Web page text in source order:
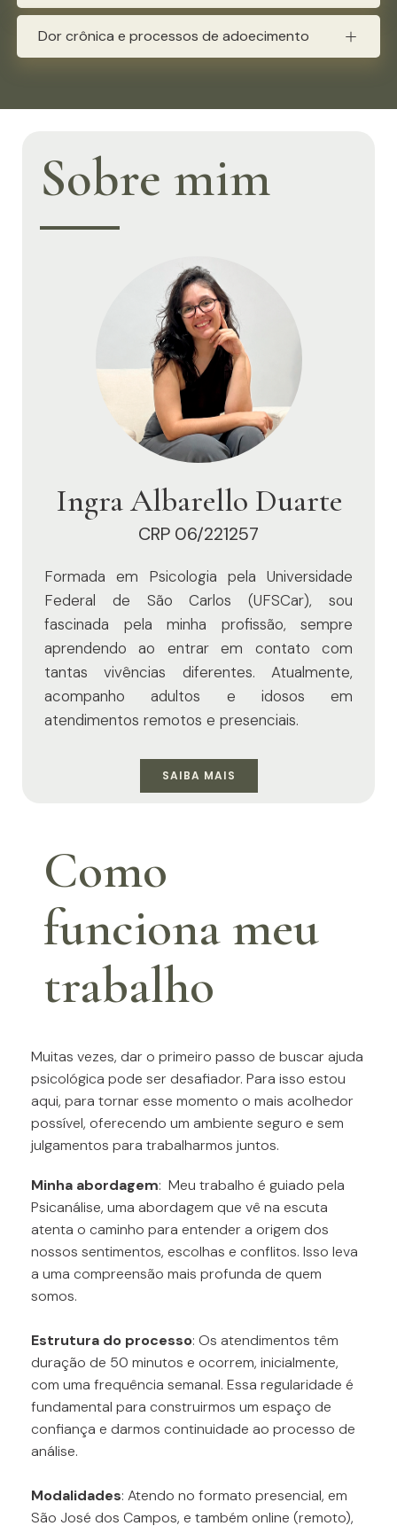
Dor crônica e processos de adoecimento
Sobre mim
Ingra Albarello Duarte
CRP 06/221257
Formada em Psicologia pela Universidade
Federal de São Carlos (UFSCar), sou
fascinada pela minha profissão, sempre
aprendendo ao entrar em contato com
tantas vivências diferentes. Atualmente,
acompanho adultos e idosos em
atendimentos remotos e presenciais.
SAIBA MAIS
Como
funciona meu
trabalho
Muitas vezes, dar o primeiro passo de buscar ajuda
psicológica pode ser desafiador. Para isso estou
aqui, para tornar esse momento o mais acolhedor
possível, oferecendo um ambiente seguro e sem
julgamentos para trabalharmos juntos.
Minha abordagem: Meu trabalho é guiado pela
Psicanálise, uma abordagem que vê na escuta
atenta o caminho para entender a origem dos
nossos sentimentos, escolhas e conflitos. Isso leva
a uma compreensão mais profunda de quem
somos.
Estrutura do processo: Os atendimentos têm
duração de 50 minutos e ocorrem, inicialmente,
com uma frequência semanal. Essa regularidade é
fundamental para construirmos um espaço de
confiança e darmos continuidade ao processo de
análise.
Modalidades: Atendo no formato presencial, em
São José dos Campos, e também online (remoto),